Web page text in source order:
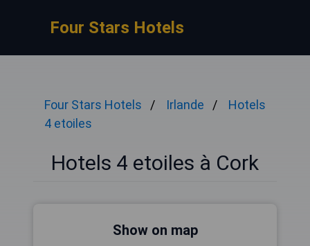
Four Stars Hotels
Four Stars Hotels Irlande
Hotels
4 etoiles
Hotels 4 etoiles à Cork
Show on map